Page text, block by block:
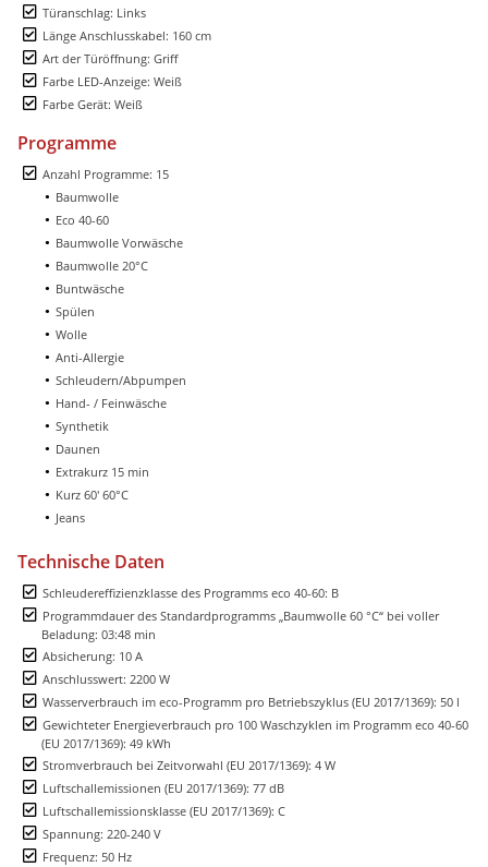
Türanschlag: Links
Länge Anschlusskabel: 160 cm
Art der Türöffnung: Griff
Farbe LED-Anzeige: Weiß
Farbe Gerät: Weiß
Programme
Anzahl Programme: 15
Baumwolle
Eco 40-60
Baumwolle Vorwäsche
Baumwolle 20°C
Buntwäsche
Spülen
Wolle
Anti-Allergie
Schleudern/Abpumpen
Hand- / Feinwäsche
Synthetik
Daunen
Extrakurz 15 min
Kurz 60' 60°C
Jeans
Technische Daten
Schleudereffizienzklasse des Programms eco 40-60: B
Programmdauer des Standardprogramms „Baumwolle 60 °C“ bei voller
Beladung: 03:48 min
Absicherung: 10 A
Anschlusswert: 2200 W
Wasserverbrauch im eco-Programm pro Betriebszyklus (EU 2017/1369): 50 l
Gewichteter Energieverbrauch pro 100 Waschzyklen im Programm eco 40-60
(EU 2017/1369): 49 kWh
Stromverbrauch bei Zeitvorwahl (EU 2017/1369): 4 W
Luftschallemissionen (EU 2017/1369): 77 dB
Luftschallemissionsklasse (EU 2017/1369): C
Spannung: 220-240 V
Frequenz: 50 Hz